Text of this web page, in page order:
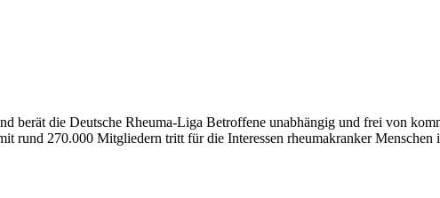
berät die Deutsche Rheuma-Liga Betroffene unabhängig und frei von
rund 270.000 Mitgliedern tritt für die Interessen rheumakranker